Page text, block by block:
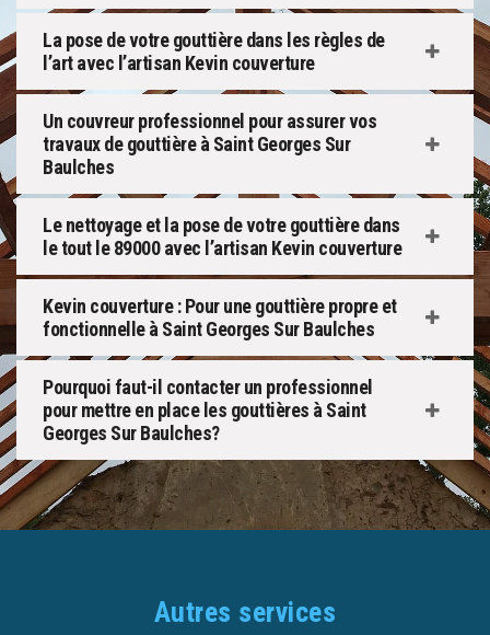
La pose de votre gouttière dans les règles de
l’art avec l’artisan Kevin couverture
Un couvreur professionnel pour assurer vos
travaux de gouttière à Saint Georges Sur
Baulches
Le nettoyage et la pose de votre gouttière dans
le tout le 89000 avec l’artisan Kevin couverture
Kevin couverture : Pour une gouttière propre et
fonctionnelle à Saint Georges Sur Baulches
Pourquoi faut-il contacter un professionnel
pour mettre en place les gouttières à Saint
Georges Sur Baulches?
Autres services